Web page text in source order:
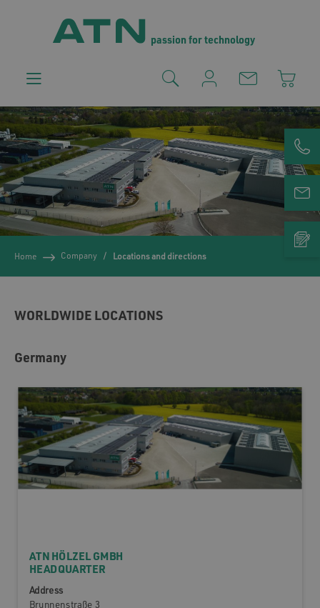
passion for technology
Home Company Locations and directions
WORLDWIDE LOCATIONS
Germany
ATN HÖLZEL GMBH
HEADQUARTER
Address
Brunnenstraße 3